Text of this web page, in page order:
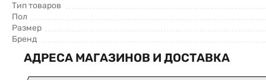
Тип товаров
Пол
Размер
Бренд
АДРЕСА МАГАЗИНОВ И ДОСТАВКА